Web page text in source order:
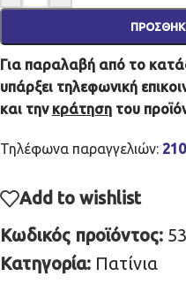
Για παραλαβή από το
υπάρξει τηλεφωνική
και την κράτηση του
Τηλέφωνα παραγγελιών:
Add to wishlist
Κωδικός προϊόντος:
Κατηγορία: Πατίνια